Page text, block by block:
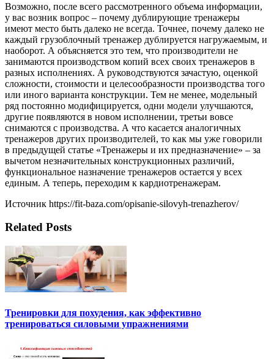
Возможно, после всего рассмотренного объема информации,
у вас возник вопрос – почему дублирующие тренажеры
имеют место быть далеко не всегда. Точнее, почему далеко не
каждый грузоблочный тренажер дублируется нагружаемым, и
наоборот. А объясняется это тем, что производители не
занимаются производством копий всех своих тренажеров в
разных исполнениях. А руководствуются зачастую, оценкой
сложности, стоимости и целесообразности производства того
или иного варианта конструкции. Тем не менее, модельный
ряд постоянно модифицируется, одни модели улучшаются,
другие появляются в новом исполнении, третьи вовсе
снимаются с производства. А что касается аналогичных
тренажеров других производителей, то как мы уже говорили
в предыдущей статье «Тренажеры и их предназначение» – за
вычетом незначительных конструкционных различий,
функциональное назначение тренажеров остается у всех
единым. А теперь, переходим к кардиотренажерам.
Источник https://fit-baza.com/opisanie-silovyh-trenazherov/
Related Posts
Тренировки для похудения, как эффективно
тренироваться силовыми упражнениями